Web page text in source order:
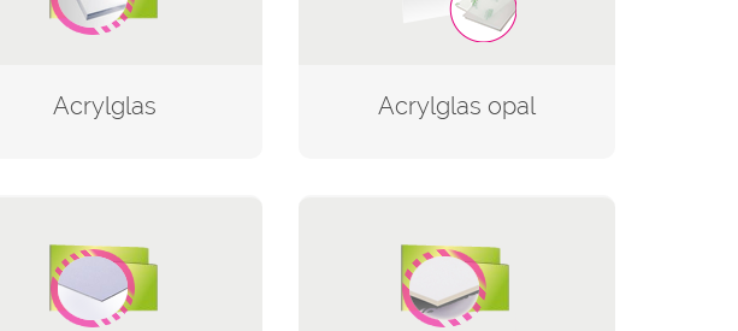
Acrylglas Acrylglas opal